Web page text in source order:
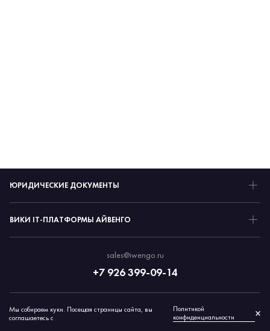
ЮРИДИЧЕСКИЕ ДОКУМЕНТЫ
ВИКИ IT-ПЛАТФОРМЫ АЙВЕНГО
sales@iwengo.ru
+7 926 399-09-14
© 2026 Айвенго
Мы собираем куки. Посещая страницы сайта, вы
соглашаетесь с
Политикой
конфиденциальности
×